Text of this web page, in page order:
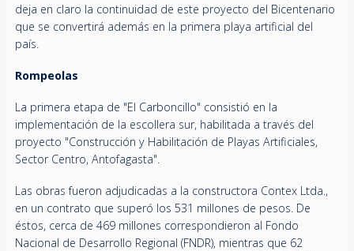
deja en claro la continuidad de este proyecto del Bicentenario
que se convertirá además en la primera playa artificial del
país.
Rompeolas
La primera etapa de "El Carboncillo" consistió en la
implementación de la escollera sur, habilitada a través del
proyecto "Construcción y Habilitación de Playas Artificiales,
Sector Centro, Antofagasta".
Las obras fueron adjudicadas a la constructora Contex Ltda.,
en un contrato que superó los 531 millones de pesos. De
éstos, cerca de 469 millones correspondieron al Fondo
Nacional de Desarrollo Regional (FNDR), mientras que 62